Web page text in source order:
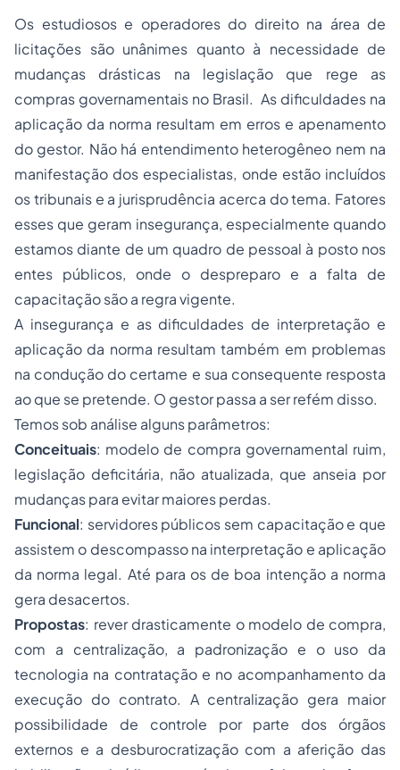
Os estudiosos e operadores do direito na área de
licitações são unânimes quanto à necessidade de
mudanças drásticas na legislação que rege as
compras governamentais no Brasil. As dificuldades na
aplicação da norma resultam em erros e apenamento
do gestor. Não há entendimento heterogêneo nem na
manifestação dos especialistas, onde estão incluídos
os tribunais e a jurisprudência acerca do tema. Fatores
esses que geram insegurança, especialmente quando
estamos diante de um quadro de pessoal à posto nos
entes públicos, onde o despreparo e a falta de
capacitação são a regra vigente.
A insegurança e as dificuldades de interpretação e
aplicação da norma resultam também em problemas
na condução do certame e sua consequente resposta
ao que se pretende. O gestor passa a ser refém disso.
Temos sob análise alguns parâmetros:
Conceituais: modelo de compra governamental ruim,
legislação deficitária, não atualizada, que anseia por
mudanças para evitar maiores perdas.
Funcional: servidores públicos sem capacitação e que
assistem o descompasso na interpretação e aplicação
da norma legal. Até para os de boa intenção a norma
gera desacertos.
Propostas: rever drasticamente o modelo de compra,
com a centralização, a padronização e o uso da
tecnologia na contratação e no acompanhamento da
execução do contrato. A centralização gera maior
possibilidade de controle por parte dos órgãos
externos e a desburocratização com a aferição das